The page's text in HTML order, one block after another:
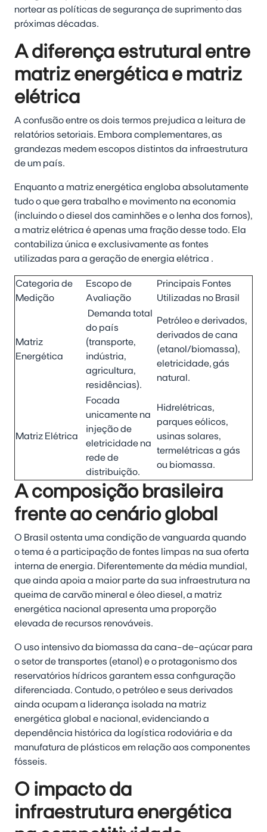
nortear as políticas de segurança de suprimento das
próximas décadas.
A diferença estrutural entre
matriz energética e matriz
elétrica
A confusão entre os dois termos prejudica a leitura de
relatórios setoriais. Embora complementares, as
grandezas medem escopos distintos da infraestrutura
de um país.
Enquanto a matriz energética engloba absolutamente
tudo o que gera trabalho e movimento na economia
(incluindo o diesel dos caminhões e o lenha dos fornos),
a matriz elétrica é apenas uma fração desse todo. Ela
contabiliza única e exclusivamente as fontes
utilizadas para a geração de energia elétrica .
Categoria de
Medição
Escopo de
Avaliação
Principais Fontes
Utilizadas no Brasil
Matriz
Energética
Demanda total
do país
(transporte,
indústria,
agricultura,
residências).
Petróleo e derivados,
derivados de cana
(etanol/biomassa),
eletricidade, gás
natural.
Matriz Elétrica
Focada
unicamente na
injeção de
eletricidade na
rede de
distribuição.
Hidrelétricas,
parques eólicos,
usinas solares,
termelétricas a gás
ou biomassa.
A composição brasileira
frente ao cenário global
O Brasil ostenta uma condição de vanguarda quando
o tema é a participação de fontes limpas na sua oferta
interna de energia. Diferentemente da média mundial,
que ainda apoia a maior parte da sua infraestrutura na
queima de carvão mineral e óleo diesel, a matriz
energética nacional apresenta uma proporção
elevada de recursos renováveis.
O uso intensivo da biomassa da cana-de-açúcar para
o setor de transportes (etanol) e o protagonismo dos
reservatórios hídricos garantem essa configuração
diferenciada. Contudo, o petróleo e seus derivados
ainda ocupam a liderança isolada na matriz
energética global e nacional, evidenciando a
dependência histórica da logística rodoviária e da
manufatura de plásticos em relação aos componentes
fósseis.
O impacto da
infraestrutura energética